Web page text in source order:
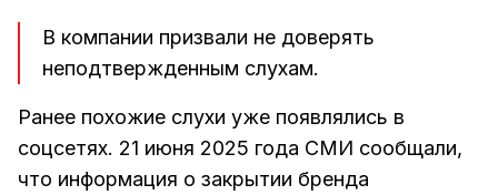
В компании призвали не доверять
неподтвержденным слухам.
Ранее похожие слухи уже появлялись в
соцсетях. 21 июня 2025 года СМИ сообщали,
что информация о закрытии бренда